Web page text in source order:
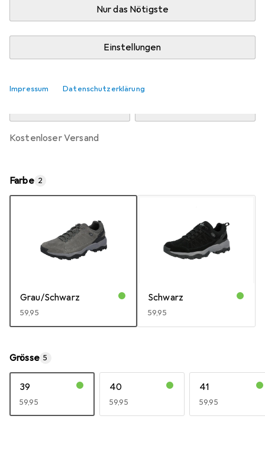
Nur das Nötigste
Einstellungen
Impressum Datenschutzerklärung
Lieferort angeben für genaue Lieferzeit
kostenloser Versand
Farbe 2
Grau/Schwarz
EUR
59,95
Schwarz
EUR
59,95
Grösse 5
39
EUR
59,95
40
EUR
59,95
41
EUR
59,95